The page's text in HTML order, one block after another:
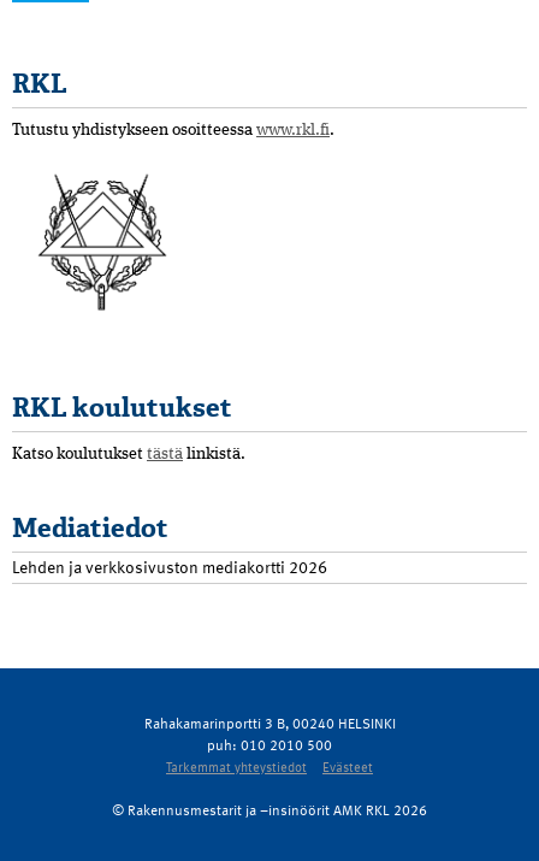
RKL
Tutustu yhdistykseen osoitteessa www.rkl.fi.
RKL koulutukset
Katso koulutukset tästä linkistä.
Mediatiedot
Lehden ja verkkosivuston mediakortti 2026
Rahakamarinportti 3 B, 00240 HELSINKI
puh: 010 2010 500
Tarkemmat yhteystiedot Evästeet
© Rakennusmestarit ja –insinöörit AMK RKL 2026